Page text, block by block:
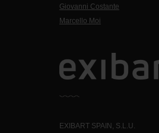
Giovanni Costante
Marcello Moi
EXIBART SPAIN, S.L.U.